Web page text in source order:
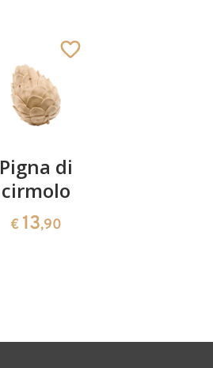
Aggiunto al carrello
Pigna di
cirmolo
€ 13,90